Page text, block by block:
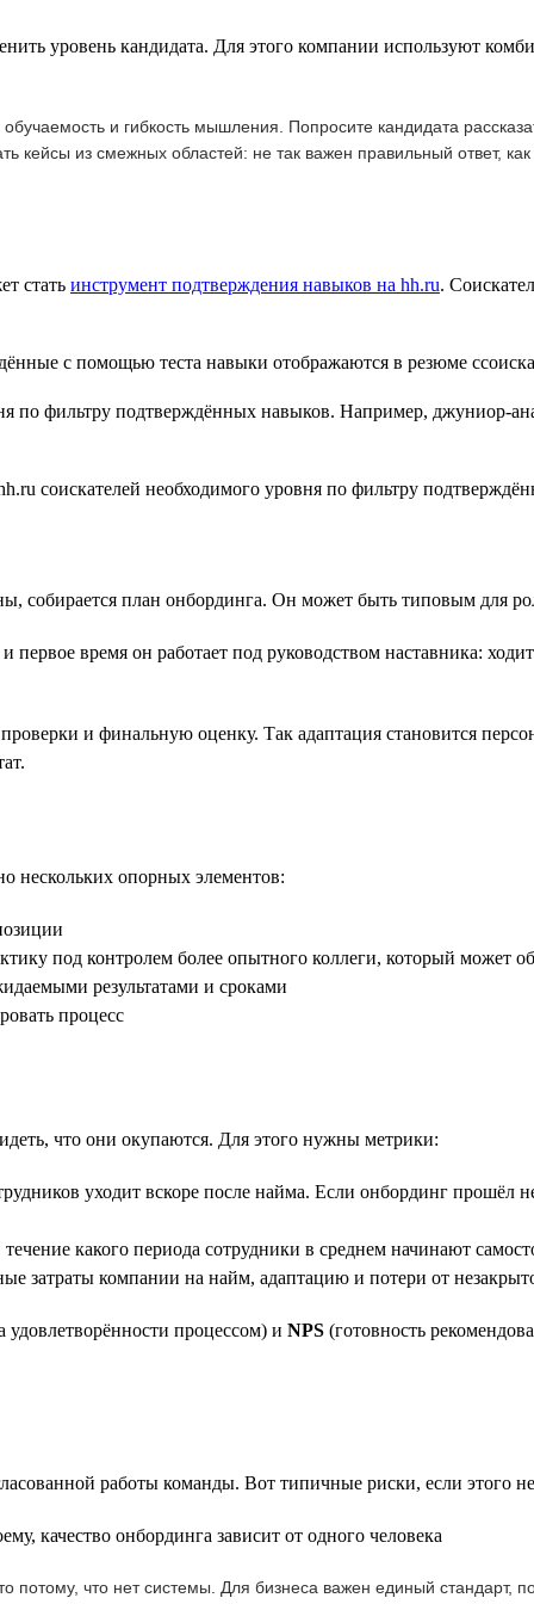
уровень кандидата. Для этого компании используют
и гибкость мышления. Попросите кандидата
кейсы из смежных областей: не так важен правильный ответ,
стать инструмент подтверждения навыков на hh.ru.
по фильтру подтверждённых навыков. Например, джуниор-
собирается план онбординга. Он может быть типовым для
время он работает под руководством наставника:
и финальную оценку. Так адаптация становится
нескольких опорных элементов:
под контролем более опытного коллеги, который может
результатами и сроками
процесс
что они окупаются. Для этого нужны метрики:
уходит вскоре после найма. Если онбординг прошёл
какого периода сотрудники в среднем начинают
затраты компании на найм, адаптацию и потери от
удовлетворённости процессом) и NPS (готовность
работы команды. Вот типичные риски, если этого
качество онбординга зависит от одного человека
потому, что нет системы. Для бизнеса важен единый стандарт,